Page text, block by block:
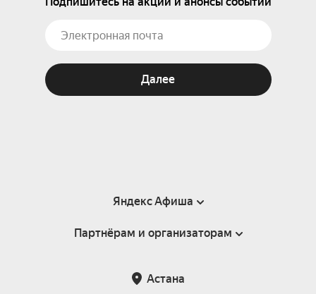
Далее
Яндекс Афиша
Справка
Возврат билетов
Партнёрам и организаторам
Астана